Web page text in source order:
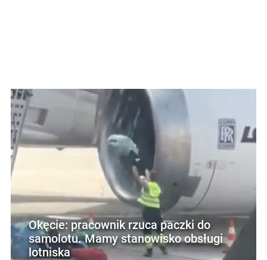
Okęcie: pracownik rzuca paczki do
samolotu. Mamy stanowisko obsługi
lotniska